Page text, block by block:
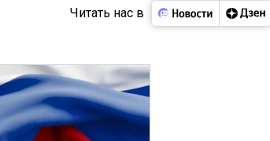
Читать нас в